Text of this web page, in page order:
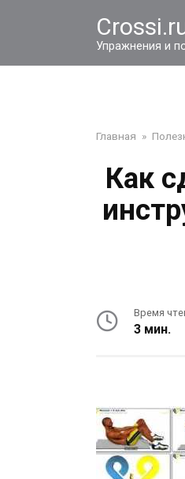
Упражнения и
Главная »
Как
Время
3 мин.